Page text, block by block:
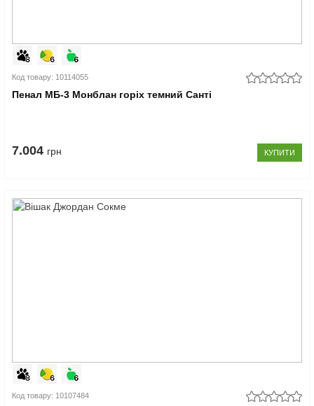
Код товару: 10114055
Пенал МБ-3 Монблан горіх темний Санті
7.004 грн КУПИТИ
Код товару: 10107484